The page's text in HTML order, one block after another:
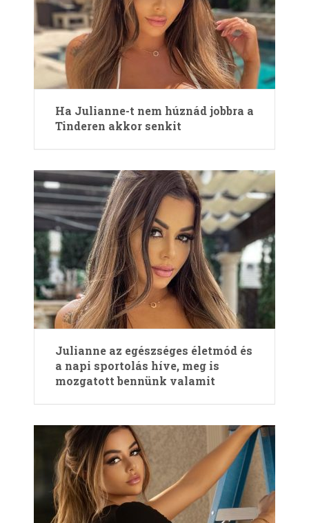
Ha Julianne-t nem húznád jobbra a
Tinderen akkor senkit
Julianne az egészséges életmód és
a napi sportolás híve, meg is
mozgatott bennünk valamit